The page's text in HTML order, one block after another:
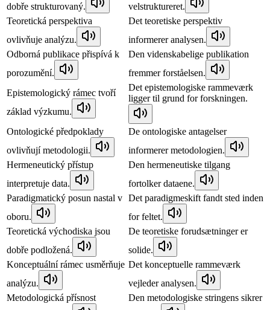
dobře strukturovaný.
velstruktureret.
Teoretická perspektiva
ovlivňuje analýzu.
Det teoretiske perspektiv
informerer analysen.
Odborná publikace přispívá k
porozumění.
Den videnskabelige publikation
fremmer forståelsen.
Epistemologický rámec tvoří
základ výzkumu.
Det epistemologiske rammeværk
ligger til grund for forskningen.
Ontologické předpoklady
ovlivňují metodologii.
De ontologiske antagelser
informerer metodologien.
Hermeneutický přístup
interpretuje data.
Den hermeneutiske tilgang
fortolker dataene.
Paradigmatický posun nastal v
oboru.
Det paradigmeskift fandt sted inden
for feltet.
Teoretická východiska jsou
dobře podložená.
De teoretiske forudsætninger er
solide.
Konceptuální rámec usměrňuje
analýzu.
Det konceptuelle rammeværk
vejleder analysen.
Metodologická přísnost
Den metodologiske stringens sikrer